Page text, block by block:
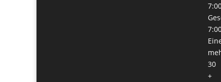
30
+